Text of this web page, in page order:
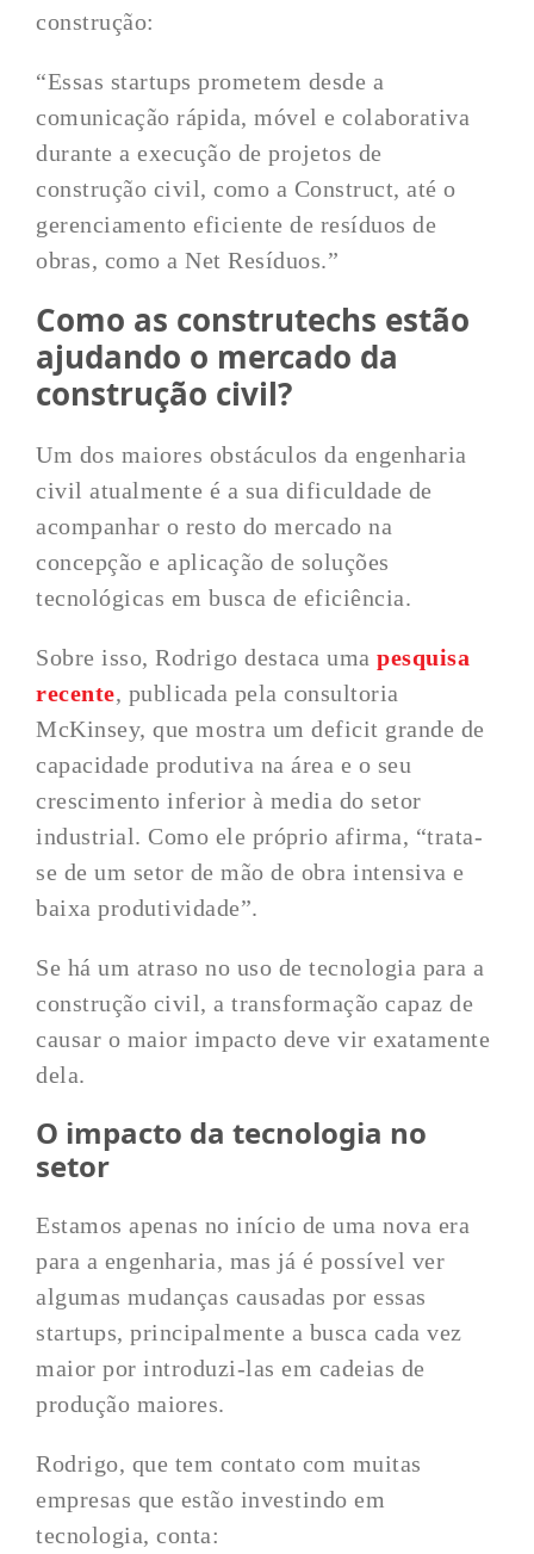
construção:
“Essas startups prometem desde a
comunicação rápida, móvel e colaborativa
durante a execução de projetos de
construção civil, como a Construct, até o
gerenciamento eficiente de resíduos de
obras, como a Net Resíduos.”
Como as construtechs estão
ajudando o mercado da
construção civil?
Um dos maiores obstáculos da engenharia
civil atualmente é a sua dificuldade de
acompanhar o resto do mercado na
concepção e aplicação de soluções
tecnológicas em busca de eficiência.
Sobre isso, Rodrigo destaca umapesquisa
recente, publicada pela consultoria
McKinsey, que mostra um deficit grande de
capacidade produtiva na área e o seu
crescimento inferior à media do setor
industrial. Como ele próprio afirma, “trata-
se de um setor de mão de obra intensiva e
baixa produtividade”.
Se há um atraso no uso de tecnologia para a
construção civil, a transformação capaz de
causar o maior impacto deve vir exatamente
dela.
O impacto da tecnologia no
setor
Estamos apenas no início de uma nova era
para a engenharia, mas já é possível ver
algumas mudanças causadas por essas
startups, principalmente a busca cada vez
maior por introduzi-las em cadeias de
produção maiores.
Rodrigo, que tem contato com muitas
empresas que estão investindo em
tecnologia, conta: